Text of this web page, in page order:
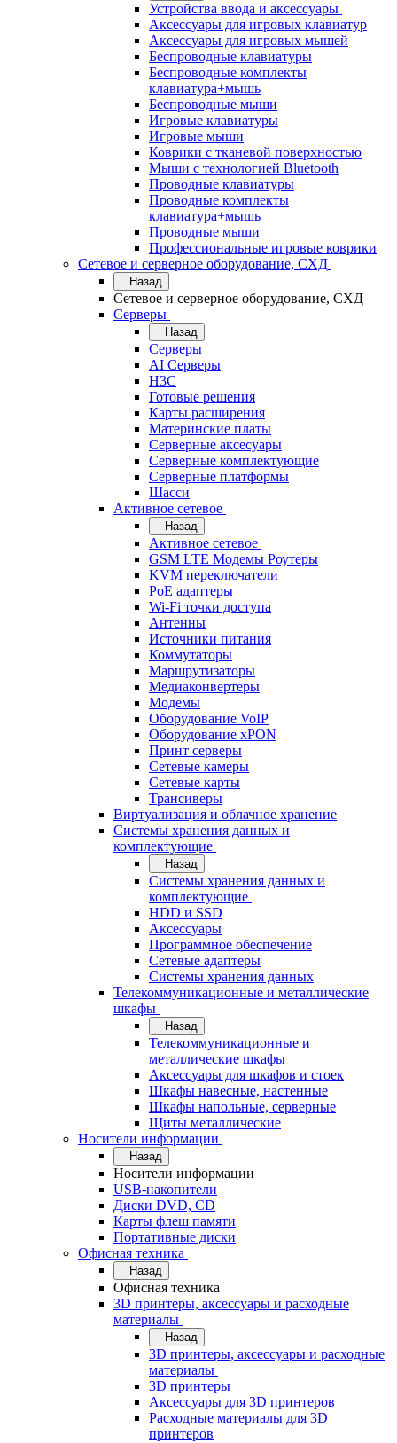
Устройства ввода и аксессуары
Аксессуары для игровых клавиатур
Аксессуары для игровых мышей
Беспроводные клавиатуры
Беспроводные комплекты
клавиатура+мышь
Беспроводные мыши
Игровые клавиатуры
Игровые мыши
Коврики с тканевой поверхностью
Мыши с технологией Bluetooth
Проводные клавиатуры
Проводные комплекты
клавиатура+мышь
Проводные мыши
Профессиональные игровые коврики
Сетевое и серверное оборудование, СХД
Назад
Сетевое и серверное оборудование, СХД
Cерверы
Назад
Cерверы
AI Серверы
H3C
Готовые решения
Карты расширения
Материнские платы
Серверные аксесуары
Серверные комплектующие
Серверные платформы
Шасси
Активное сетевое
Назад
Активное сетевое
GSM LTE Модемы Роутеры
KVM переключатели
PoE адаптеры
Wi-Fi точки доступа
Антенны
Источники питания
Коммутаторы
Маршрутизаторы
Медиаконвертеры
Модемы
Оборудование VoIP
Оборудование xPON
Принт серверы
Сетевые камеры
Сетевые карты
Трансиверы
Виртуализация и облачное хранение
Системы хранения данных и
комплектующие
Назад
Системы хранения данных и
комплектующие
HDD и SSD
Аксессуары
Программное обеспечение
Сетевые адаптеры
Системы хранения данных
Телекоммуникационные и металлические
шкафы
Назад
Телекоммуникационные и
металлические шкафы
Аксессуары для шкафов и стоек
Шкафы навесные, настенные
Шкафы напольные, серверные
Щиты металлические
Носители информации
Назад
Носители информации
USB-накопители
Диски DVD, CD
Карты флеш памяти
Портативные диски
Офисная техника
Назад
Офисная техника
3D принтеры, аксессуары и расходные
материалы
Назад
3D принтеры, аксессуары и расходные
материалы
3D принтеры
Аксессуары для 3D принтеров
Расходные материалы для 3D
принтеров